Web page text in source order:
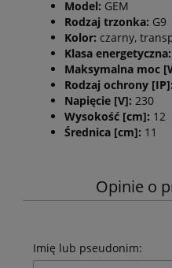
Model: GEM
Rodzaj trzonka: G9
Kolor: czarny,
Klasa energetyczna:
Maksymalna moc
Rodzaj ochrony [IP]:
Napięcie [V]: 230
Wysokość [cm]: 12
Średnica [cm]: 11
Opinie o
Imię lub pseudonim: